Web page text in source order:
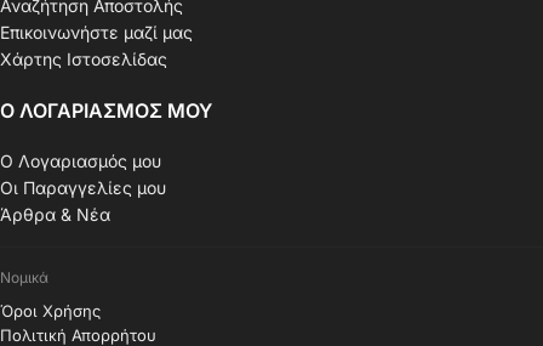
Αναζήτηση Αποστολής
Επικοινωνήστε μαζί μας
Χάρτης Ιστοσελίδας
Ο ΛΟΓΑΡΙΑΣΜΟΣ ΜΟΥ
Ο Λογαριασμός μου
Οι Παραγγελίες μου
Άρθρα & Νέα
Νομικά
Όροι Χρήσης
Πολιτική Απορρήτου